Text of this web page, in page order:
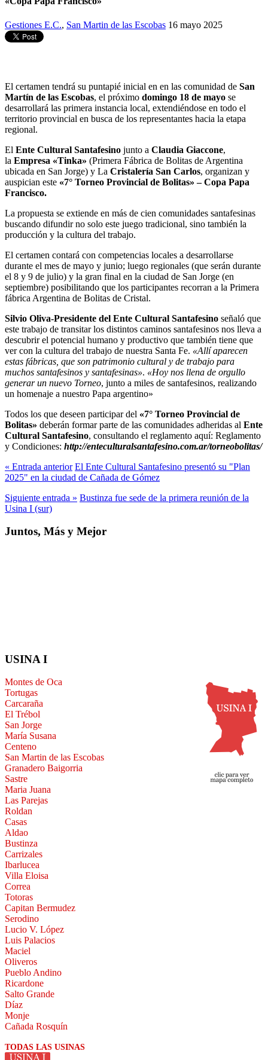
Gestiones E.C., San Martin de las Escobas 16 mayo 2025
El certamen tendrá su puntapié inicial en en las comunidad de San
Martín de las Escobas, el próximo domingo 18 de mayo se
desarrollará las primera instancia local, extendiéndose en todo el
territorio provincial en busca de los representantes hacia la etapa
regional.
El Ente Cultural Santafesino junto a Claudia Giaccone,
la Empresa «Tinka» (Primera Fábrica de Bolitas de Argentina
ubicada en San Jorge) y La Cristalería San Carlos, organizan y
auspician este «7° Torneo Provincial de Bolitas» – Copa Papa
Francisco.
La propuesta se extiende en más de cien comunidades santafesinas
buscando difundir no solo este juego tradicional, sino también la
producción y la cultura del trabajo.
El certamen contará con competencias locales a desarrollarse
durante el mes de mayo y junio; luego regionales (que serán durante
el 8 y 9 de julio) y la gran final en la ciudad de San Jorge (en
septiembre) posibilitando que los participantes recorran a la Primera
fábrica Argentina de Bolitas de Cristal.
Silvio Oliva-Presidente del Ente Cultural Santafesino señaló que
este trabajo de transitar los distintos caminos santafesinos nos lleva a
descubrir el potencial humano y productivo que también tiene que
ver con la cultura del trabajo de nuestra Santa Fe. «Allí aparecen
estas fábricas, que son patrimonio cultural y de trabajo para
muchos santafesinos y santafesinas». «Hoy nos llena de orgullo
generar un nuevo Torneo, junto a miles de santafesinos, realizando
un homenaje a nuestro Papa argentino»
Todos los que deseen participar del «7° Torneo Provincial de
Bolitas» deberán formar parte de las comunidades adheridas al Ente
Cultural Santafesino, consultando el reglamento aquí: Reglamento
y Condiciones: http://enteculturalsantafesino.com.ar/torneobolitas/
« Entrada anterior El Ente Cultural Santafesino presentó su "Plan
2025" en la ciudad de Cañada de Gómez
Siguiente entrada » Bustinza fue sede de la primera reunión de la
Usina I (sur)
Juntos, Más y Mejor
USINA I
Montes de Oca
Tortugas
Carcaraña
El Trébol
San Jorge
María Susana
Centeno
San Martin de las Escobas
Granadero Baigorria
Sastre
Maria Juana
Las Parejas
Roldan
Casas
Aldao
Bustinza
Carrizales
Ibarlucea
Villa Eloisa
Correa
Totoras
Capitan Bermudez
Serodino
Lucio V. López
Luis Palacios
Maciel
Oliveros
Pueblo Andino
Ricardone
Salto Grande
Díaz
Monje
Cañada Rosquín
TODAS LAS USINAS